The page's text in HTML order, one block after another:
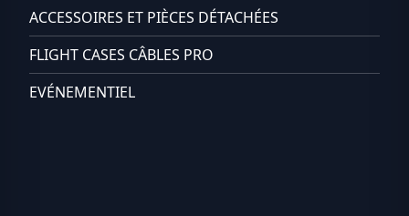
ACCESSOIRES ET PIÈCES DÉTACHÉES
FLIGHT CASES CÂBLES PRO
EVÉNEMENTIEL